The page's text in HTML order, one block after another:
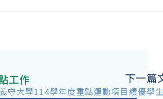
下一篇
守大學114學年度重點運動項目績優學
工作